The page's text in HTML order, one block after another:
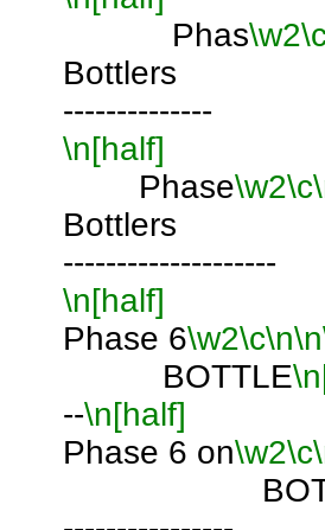
Phas\w2
--------------
\n[half]
Phase\w2\c
Bottlers
--------------------
\n[half]
Phase 6\w2\c\n\n
BOTTLE
--\n[half]
Phase 6 on\w2\c